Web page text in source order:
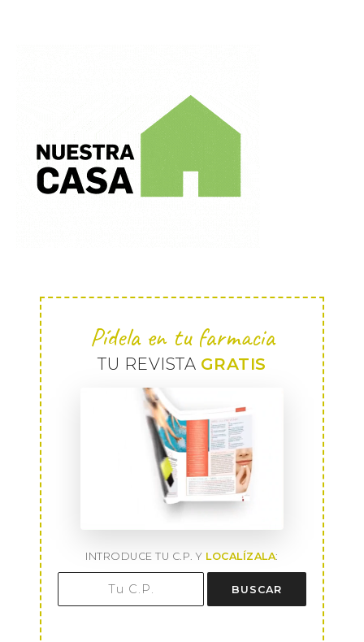
Pídela en tu farmacia
TU REVISTA GRATIS
INTRODUCE TU C.P. Y LOCALÍZALA:
BUSCAR